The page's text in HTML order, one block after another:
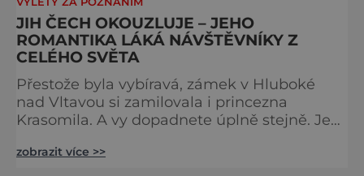
JIH ČECH OKOUZLUJE – JEHO
ROMANTIKA LÁKÁ NÁVŠTĚVNÍKY Z
CELÉHO SVĚTA
Přestože byla vybíravá, zámek v Hluboké
nad Vltavou si zamilovala i princezna
Krasomila. A vy dopadnete úplně stejně. Je
jako nazdobený bílý dort na svatební tabuli.
zobrazit více >>